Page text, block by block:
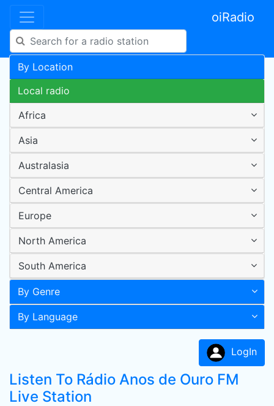
oiRadio
By Location
Local radio
Africa
Asia
Australasia
Central America
Europe
North America
South America
By Genre
By Language
LogIn
Listen To Rádio Anos de Ouro FM
Live Station